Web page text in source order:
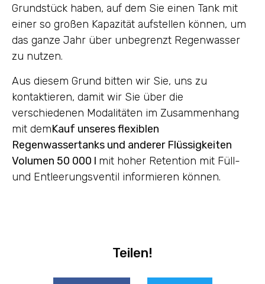
Grundstück haben, auf dem Sie einen Tank mit
einer so großen Kapazität aufstellen können, um
das ganze Jahr über unbegrenzt Regenwasser
zu nutzen.
Aus diesem Grund bitten wir Sie, uns zu
kontaktieren, damit wir Sie über die
verschiedenen Modalitäten im Zusammenhang
mit demKauf unseres flexiblen
Regenwassertanks und anderer Flüssigkeiten
Volumen 50 000 l mit hoher Retention mit Füll-
und Entleerungsventil informieren können.
Teilen!